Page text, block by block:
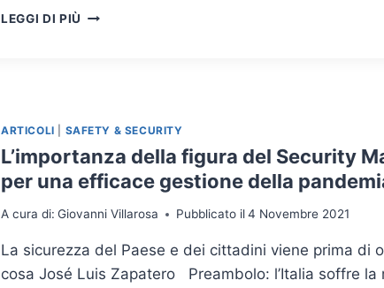
LEGGI DI PIÙ SOFT
TERRORISTICI:
DEL
GLOBAL
DATABASE
ARTICOLI SAFETY & SECURITY
L’importanza della figura del Security
per una efficace gestione della
A cura di: Giovanni Villarosa Pubblicato il 4 Novembre 2021
La sicurezza del Paese e dei cittadini viene prima di
cosa José Luis Zapatero Preambolo: l’Italia soffre la